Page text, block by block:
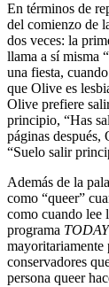
En términos de
del comienzo de
dos veces: la
llama a sí misma
una fiesta,
que Olive es
Olive prefiere
principio, “Has
páginas después,
“Suelo salir
Además de la
como “queer”
como cuando lee
programa TODAY
mayoritariamente
conservadores
persona queer